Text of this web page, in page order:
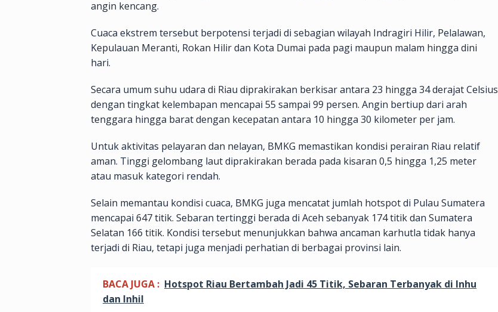
angin kencang.
Cuaca ekstrem tersebut berpotensi terjadi di sebagian wilayah Indragiri Hilir, Pelalawan,
Kepulauan Meranti, Rokan Hilir dan Kota Dumai pada pagi maupun malam hingga dini
hari.
Secara umum suhu udara di Riau diprakirakan berkisar antara 23 hingga 34 derajat Celsius
dengan tingkat kelembapan mencapai 55 sampai 99 persen. Angin bertiup dari arah
tenggara hingga barat dengan kecepatan antara 10 hingga 30 kilometer per jam.
Untuk aktivitas pelayaran dan nelayan, BMKG memastikan kondisi perairan Riau relatif
aman. Tinggi gelombang laut diprakirakan berada pada kisaran 0,5 hingga 1,25 meter
atau masuk kategori rendah.
Selain memantau kondisi cuaca, BMKG juga mencatat jumlah hotspot di Pulau Sumatera
mencapai 647 titik. Sebaran tertinggi berada di Aceh sebanyak 174 titik dan Sumatera
Selatan 166 titik. Kondisi tersebut menunjukkan bahwa ancaman karhutla tidak hanya
terjadi di Riau, tetapi juga menjadi perhatian di berbagai provinsi lain.
BACA JUGA : Hotspot Riau Bertambah Jadi 45 Titik, Sebaran Terbanyak di Inhu
dan Inhil